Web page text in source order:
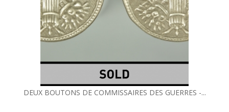
DEUX BOUTONS DE COMMISSAIRES DES GUERRES -...